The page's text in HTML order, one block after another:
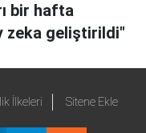
bir hafta
zeka geliştirildi"
İlkeleri Sitene Ekle